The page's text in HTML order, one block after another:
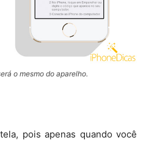
o mesmo do aparelho.
pois apenas quando você